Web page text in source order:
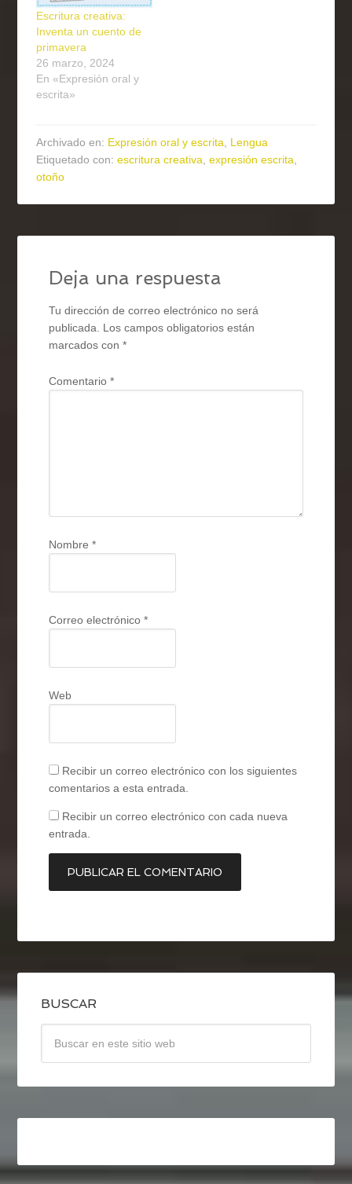
Escritura creativa:
Inventa un cuento de
primavera
26 marzo, 2024
En «Expresión oral y
escrita»
Archivado en: Expresión oral y escrita, Lengua
Etiquetado con:escritura creativa,expresión escrita,
otoño
Deja una respuesta
Tu dirección de correo electrónico no será
publicada. Los campos obligatorios están
marcados con*
Comentario*
Nombre*
Correo electrónico*
Web
Recibir un correo electrónico con los siguientes
comentarios a esta entrada.
Recibir un correo electrónico con cada nueva
entrada.
BUSCAR